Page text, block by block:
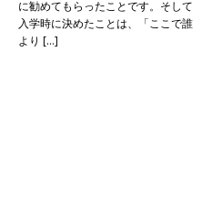
に勧めてもらったことです。そして
入学時に決めたことは、「ここで誰
より […]